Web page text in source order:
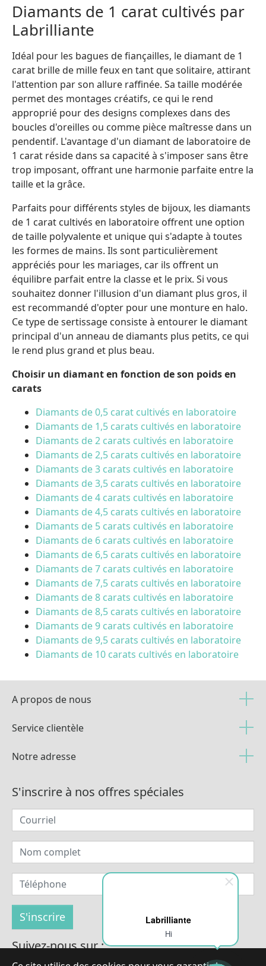
Labrilliante
Hi
Diamants de 1 carat cultivés par
Labrilliante
Idéal pour les bagues de fiançailles, le diamant de 1
carat brille de mille feux en tant que solitaire, attirant
l'attention par son allure raffinée. Sa taille modérée
permet des montages créatifs, ce qui le rend
approprié pour des designs complexes dans des
boucles d'oreilles ou comme pièce maîtresse dans un
pendentif. L'avantage d'un diamant de laboratoire de
1 carat réside dans sa capacité à s'imposer sans être
trop imposant, offrant une harmonie parfaite entre la
taille et la grâce.
Parfaits pour différents styles de bijoux, les diamants
de 1 carat cultivés en laboratoire offrent une option
de taille polyvalente et unique qui s'adapte à toutes
les formes de mains. Ils sont particulièrement
appréciés pour les mariages, car ils offrent un
équilibre parfait entre la classe et le prix. Si vous
souhaitez donner l'illusion d'un diamant plus gros, il
est recommandé d'opter pour une monture en halo.
Ce type de sertissage consiste à entourer le diamant
principal d'un anneau de diamants plus petits, ce qui
le rend plus grand et plus beau.
Choisir un diamant en fonction de son poids en
carats
Diamants de 0,5 carat cultivés en laboratoire
Diamants de 1,5 carats cultivés en laboratoire
Diamants de 2 carats cultivés en laboratoire
Diamants de 2,5 carats cultivés en laboratoire
Diamants de 3 carats cultivés en laboratoire
Diamants de 3,5 carats cultivés en laboratoire
Diamants de 4 carats cultivés en laboratoire
Diamants de 4,5 carats cultivés en laboratoire
Diamants de 5 carats cultivés en laboratoire
Diamants de 6 carats cultivés en laboratoire
Diamants de 6,5 carats cultivés en laboratoire
Diamants de 7 carats cultivés en laboratoire
Diamants de 7,5 carats cultivés en laboratoire
Diamants de 8 carats cultivés en laboratoire
Diamants de 8,5 carats cultivés en laboratoire
Diamants de 9 carats cultivés en laboratoire
Diamants de 9,5 carats cultivés en laboratoire
Diamants de 10 carats cultivés en laboratoire
A propos de nous
Service clientèle
Notre adresse
S'inscrire à nos offres spéciales
Suivez-nous sur :